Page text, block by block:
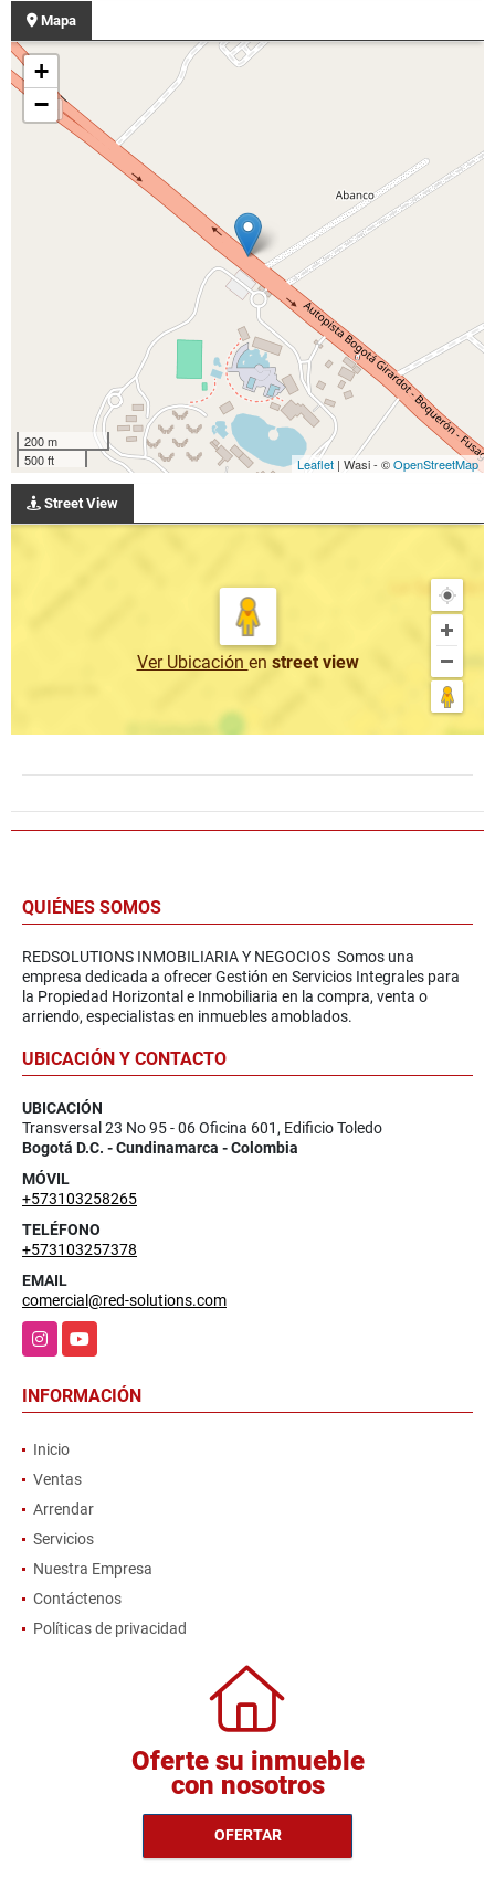
Mapa
+
−
200 m
500 ft
Leaflet | Wasi - ©OpenStreetMap
Street View
Ver Ubicación en street view
QUIÉNES SOMOS
REDSOLUTIONS INMOBILIARIA Y NEGOCIOS Somos una
empresa dedicada a ofrecer Gestión en Servicios Integrales para
la Propiedad Horizontal e Inmobiliaria en la compra, venta o
arriendo, especialistas en inmuebles amoblados.
UBICACIÓN Y CONTACTO
UBICACIÓN
Transversal 23 No 95 - 06 Oficina 601, Edificio Toledo
Bogotá D.C. - Cundinamarca - Colombia
MÓVIL
+573103258265
TELÉFONO
+573103257378
EMAIL
comercial@red-solutions.com
InstagramYouTube
INFORMACIÓN
Inicio
Ventas
Arrendar
Servicios
Nuestra Empresa
Contáctenos
Políticas de privacidad
Oferte su inmueble
con nosotros
OFERTAR